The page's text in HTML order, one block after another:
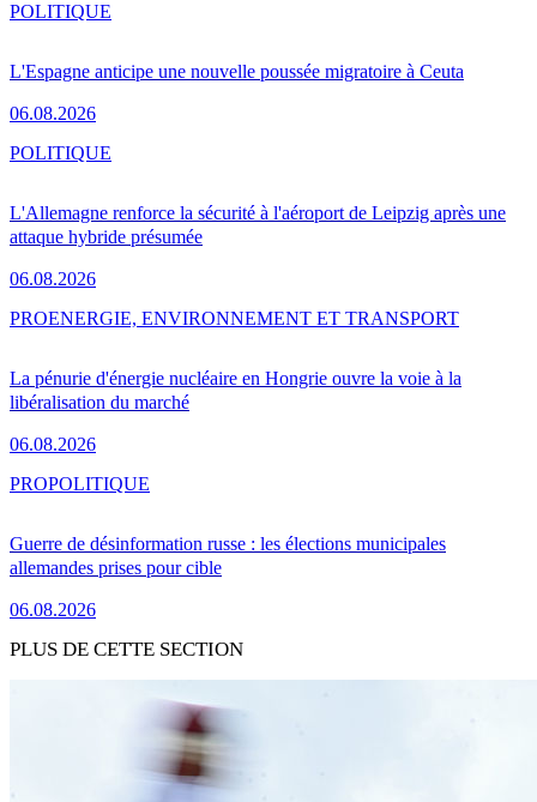
L'Espagne anticipe une nouvelle poussée migratoire à Ceuta
06.08.2026
POLITIQUE
L'Allemagne renforce la sécurité à l'aéroport de Leipzig après une
attaque hybride présumée
06.08.2026
POLITIQUE
La pénurie d'énergie nucléaire en Hongrie ouvre la voie à la
libéralisation du marché
06.08.2026
PROENERGIE, ENVIRONNEMENT ET TRANSPORT
Guerre de désinformation russe : les élections municipales
allemandes prises pour cible
06.08.2026
PROPOLITIQUE
PLUS DE CETTE SECTION